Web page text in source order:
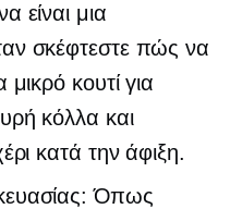
είναι μια
σκέφτεστε πώς να
μικρό κουτί για
κόλλα και
κατά την άφιξη.
Όπως